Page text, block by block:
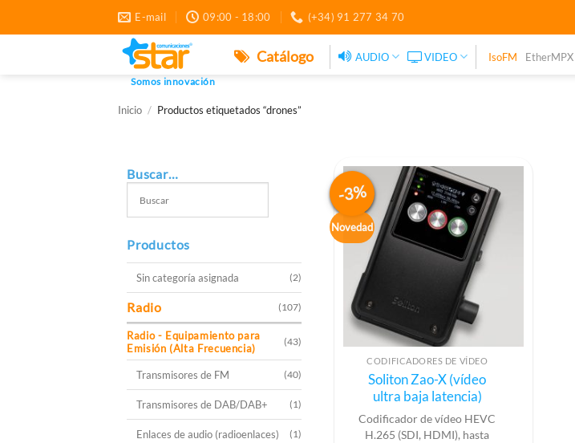
contenido
E-mail 09:00 - 18:00 (+34) 91 277 34 70
Somos innovación
Catálogo AUDIO VIDEO IsoFM EtherMPX
Inicio / Productos etiquetados “drones”
Buscar…
Productos
Sin categoría asignada (2)
Radio (107)
Radio - Equipamiento para
Emisión (Alta Frecuencia)
(43)
Transmisores de FM (40)
Transmisores de DAB/DAB+ (1)
Enlaces de audio (radioenlaces) (1)
-3%
Novedad
CODIFICADORES DE VÍDEO
Soliton Zao-X (vídeo
ultra baja latencia)
Codificador de vídeo HEVC
H.265 (SDI, HDMI), hasta